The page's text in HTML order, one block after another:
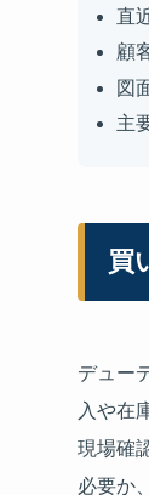
直
顧
図
主
買
デュー
入や在
現場確
必要か